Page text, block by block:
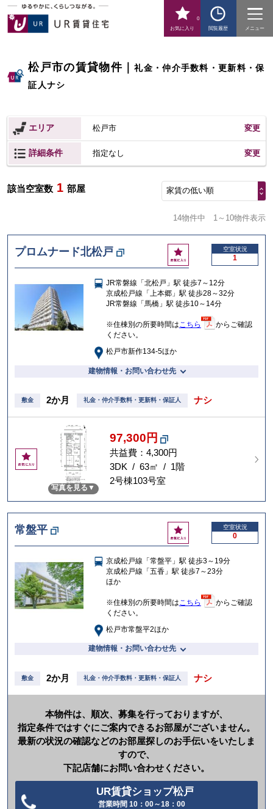
お気に入り
0
閲覧履歴
メニュー
松戸市の賃貸物件｜礼金・仲介手数料・更新料・保
証人ナシ
エリア 松戸市 変更
詳細条件 指定なし 変更
該当空室数 1 部屋 家賃の低い順
14物件中 1～10物件表示
プロムナード北松戸
お
気
入
り
空室状況
1
JR常磐線「北松戸」駅 徒歩7～12分
京成松戸線「上本郷」駅 徒歩28～32分
JR常磐線「馬橋」駅 徒歩10～14分
※住棟別の所要時間はこちら
からご確認
ください。
松戸市新作134-5ほか
建物情報・お問い合わせ先
敷金 2か月 礼金・仲介手数料・更新料・保証人 ナシ
お
気
り
写真を見る
97,300円
共益費：4,300円
3DK / 63㎡ / 1階
2号棟103号室
常盤平
お
気
入
り
空室状況
0
京成松戸線「常盤平」駅 徒歩3～19分
京成松戸線「五香」駅 徒歩7～23分
ほか
※住棟別の所要時間はこちら
からご確認
ください。
松戸市常盤平2ほか
建物情報・お問い合わせ先
敷金 2か月 礼金・仲介手数料・更新料・保証人 ナシ
本物件は、順次、募集を行っておりますが、
指定条件ではすぐにご案内できるお部屋がございません。
最新の状況の確認などのお部屋探しのお手伝いをいたしま
すので、
下記店舗にお問い合わせください。
UR賃貸ショップ松戸
営業時間 10：00～18：00